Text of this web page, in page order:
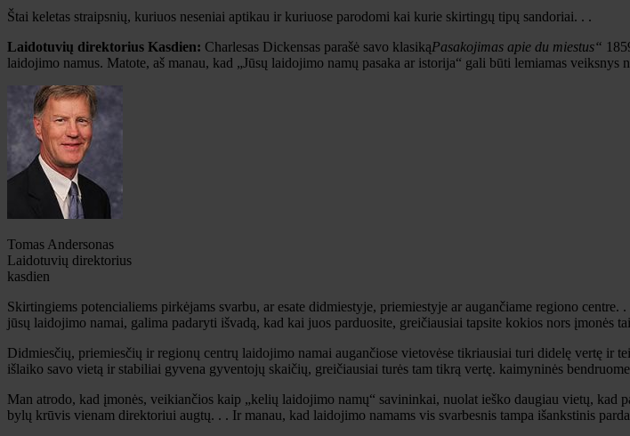
Štai keletas straipsnių, kuriuos neseniai aptikau ir kuriuose parodomi kai kurie skirtingų tipų sandoriai. . .
Laidotuvių direktorius Kasdien: Charlesas Dickensas parašė savo klasikąPasakojimas apie du miestus“
laidojimo namus. Matote, aš manau, kad „Jūsų laidojimo namų pasaka ar istorija“ gali būti lemiamas
Tomas Andersonas
Laidotuvių direktorius
kasdien
Skirtingiems potencialiems pirkėjams svarbu, ar esate didmiestyje, priemiestyje ar augančiame regiono
jūsų laidojimo namai, galima padaryti išvadą, kad kai juos parduosite, greičiausiai tapsite kokios nors įmonės
Didmiesčių, priemiesčių ir regionų centrų laidojimo namai augančiose vietovėse tikriausiai turi didelę vertę
išlaiko savo vietą ir stabiliai gyvena gyventojų skaičių, greičiausiai turės tam tikrą vertę. kaimyninės
Man atrodo, kad įmonės, veikiančios kaip „kelių laidojimo namų“ savininkai, nuolat ieško daugiau vietų,
bylų krūvis vienam direktoriui augtų. . . Ir manau, kad laidojimo namams vis svarbesnis tampa išankstinis